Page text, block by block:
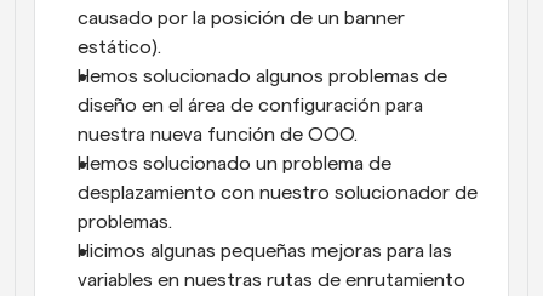
causado por la posición de un banner
estático).
Hemos solucionado algunos problemas de
diseño en el área de configuración para
nuestra nueva función de OOO.
Hemos solucionado un problema de
desplazamiento con nuestro solucionador de
problemas.
Hicimos algunas pequeñas mejoras para las
variables en nuestras rutas de enrutamiento